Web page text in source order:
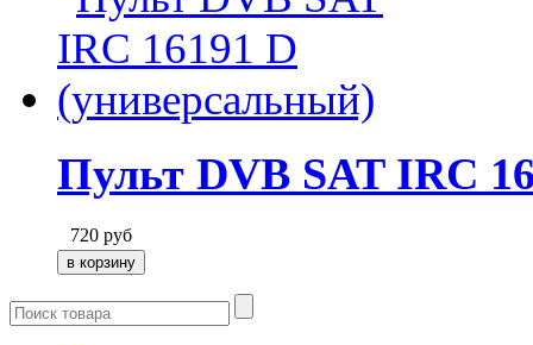
Пульт DVB SAT IRC
720 руб